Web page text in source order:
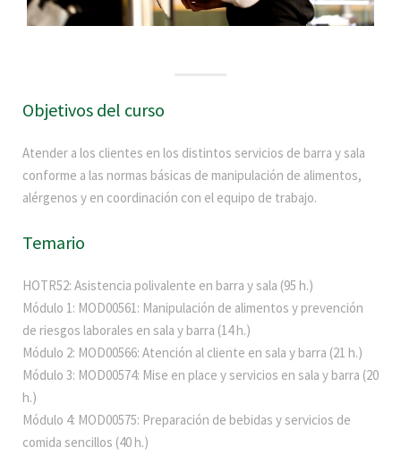
Objetivos del curso
Atender a los clientes en los distintos servicios de barra y sala
conforme a las normas básicas de manipulación de alimentos,
alérgenos y en coordinación con el equipo de trabajo.
Temario
HOTR52: Asistencia polivalente en barra y sala (95 h.)
Módulo 1: MOD00561: Manipulación de alimentos y prevención
de riesgos laborales en sala y barra (14 h.)
Módulo 2: MOD00566: Atención al cliente en sala y barra (21 h.)
Módulo 3: MOD00574: Mise en place y servicios en sala y barra (20
h.)
Módulo 4: MOD00575: Preparación de bebidas y servicios de
comida sencillos (40 h.)